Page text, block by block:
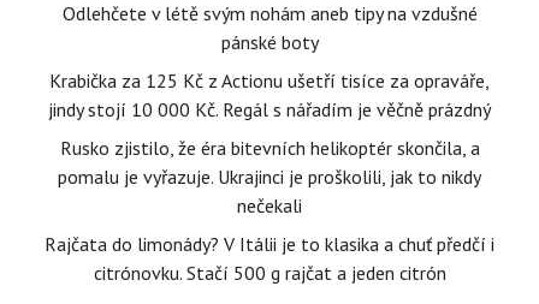
Odlehčete v létě svým nohám aneb tipy na vzdušné
pánské boty
Krabička za 125 Kč z Actionu ušetří tisíce za opraváře,
jindy stojí 10 000 Kč. Regál s nářadím je věčně prázdný
Rusko zjistilo, že éra bitevních helikoptér skončila, a
pomalu je vyřazuje. Ukrajinci je proškolili, jak to nikdy
nečekali
Rajčata do limonády? V Itálii je to klasika a chuť předčí i
citrónovku. Stačí 500 g rajčat a jeden citrón